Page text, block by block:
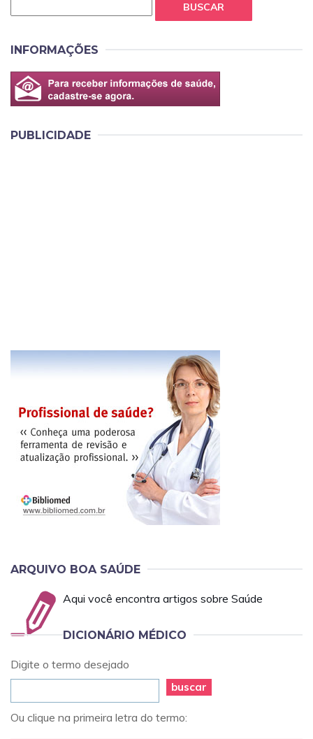
BUSCAR
INFORMAÇÕES
PUBLICIDADE
ARQUIVO BOA SAÚDE
Aqui você encontra artigos sobre Saúde
DICIONÁRIO MÉDICO
Digite o termo desejado
buscar
Ou clique na primeira letra do termo: